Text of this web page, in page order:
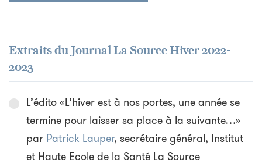
Extraits du Journal La Source Hiver 2022-
2023
L’édito «L’hiver est à nos portes, une année se
termine pour laisser sa place à la suivante…»
par Patrick Lauper, secrétaire général, Institut
et Haute Ecole de la Santé La Source